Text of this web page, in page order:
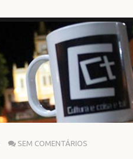
SEM COMENTÁRIOS